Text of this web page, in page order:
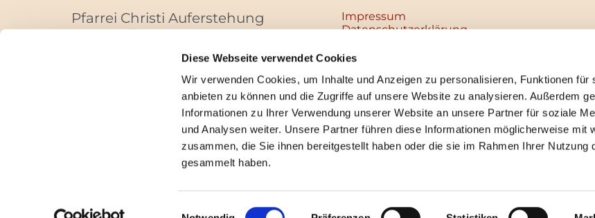
Diese Webseite verwendet Cookies
Wir verwenden Cookies, um Inhalte und Anzeigen zu personalisieren, Funktionen für
anbieten zu können und die Zugriffe auf unsere Website zu analysieren. Außerdem
Informationen zu Ihrer Verwendung unserer Website an unsere Partner für soziale
und Analysen weiter. Unsere Partner führen diese Informationen möglicherweise mit
zusammen, die Sie ihnen bereitgestellt haben oder die sie im Rahmen Ihrer Nutzung
gesammelt haben.
Einwilligungsauswahl
Pfarrei Christi Auferstehung
Bayernallee 28
+49 (0)30 / 30 00 03 -40
pfarrbuero@christi-auferstehung.net
IBAN DE62 3706 0193 6006 9310 04
Impressum
Datenschutz­erklärung
Institutionelles Schutzkonzept
Unabhängige Ansprechpersonen
Digitales Hinweisgebersystem
Impressum